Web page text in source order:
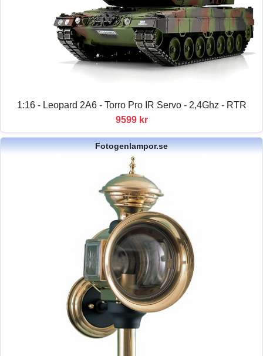
1:16 - Leopard 2A6 - Torro Pro IR Servo - 2,4Ghz - RTR
9599 kr
Fotogenlampor.se